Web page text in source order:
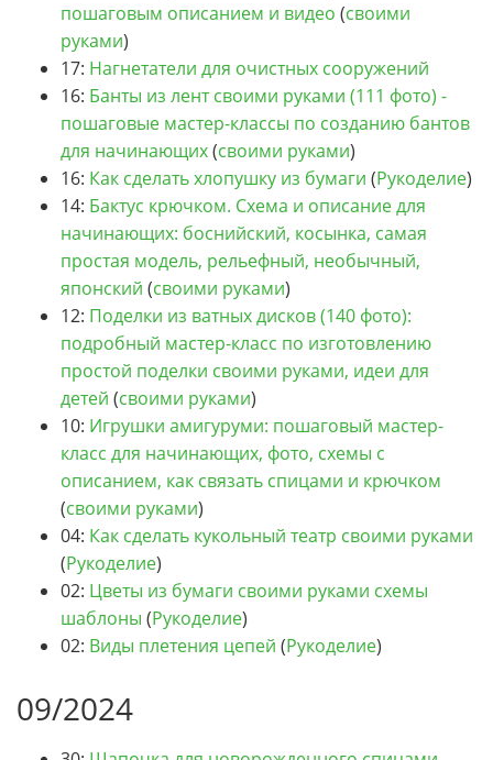
пошаговым описанием и видео (своими
руками)
17: Нагнетатели для очистных сооружений
16: Банты из лент своими руками (111 фото) -
пошаговые мастер-классы по созданию бантов
для начинающих(своими руками)
16: Как сделать хлопушку из бумаги (Рукоделие)
14: Бактус крючком. Схема и описание для
начинающих: боснийский, косынка, самая
простая модель, рельефный, необычный,
японский (своими руками)
12: Поделки из ватных дисков (140 фото):
подробный мастер-класс по изготовлению
простой поделки своими руками, идеи для
детей (своими руками)
10: Игрушки амигуруми: пошаговый мастер-
класс для начинающих, фото, схемы с
описанием, как связать спицами и крючком
(своими руками)
04: Как сделать кукольный театр своими руками
(Рукоделие)
02: Цветы из бумаги своими руками схемы
шаблоны (Рукоделие)
02: Виды плетения цепей (Рукоделие)
09/2024